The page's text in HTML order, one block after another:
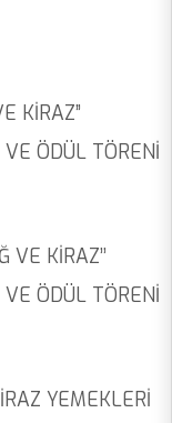
KİRAZ”
VE ÖDÜL TÖRENİ
VE KİRAZ’’
VE ÖDÜL TÖRENİ
YEMEKLERİ